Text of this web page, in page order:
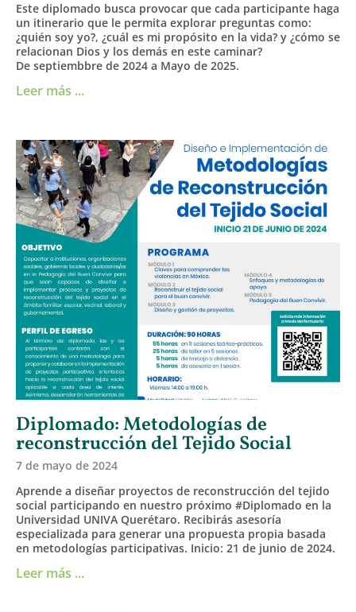
Este diplomado busca provocar que cada participante haga
un itinerario que le permita explorar preguntas como:
¿quién soy yo?, ¿cuál es mi propósito en la vida? y ¿cómo se
relacionan Dios y los demás en este caminar?
De septiembbre de 2024 a Mayo de 2025.
Leer más ...
Diplomado: Metodologías de
reconstrucción del Tejido Social
7 de mayo de 2024
Aprende a diseñar proyectos de reconstrucción del tejido
social participando en nuestro próximo #Diplomado en la
Universidad UNIVA Querétaro. Recibirás asesoría
especializada para generar una propuesta propia basada
en metodologías participativas. Inicio: 21 de junio de 2024.
Leer más ...